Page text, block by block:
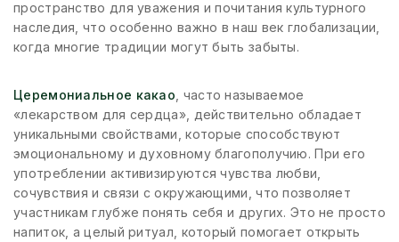
пространство для уважения и почитания культурного
наследия, что особенно важно в наш век глобализации,
когда многие традиции могут быть забыты.
Церемониальное какао , часто называемое
«лекарством для сердца», действительно обладает
уникальными свойствами, которые способствуют
эмоциональному и духовному благополучию. При его
употреблении активизируются чувства любви,
сочувствия и связи с окружающими, что позволяет
участникам глубже понять себя и других. Это не просто
напиток, а целый ритуал, который помогает открыть